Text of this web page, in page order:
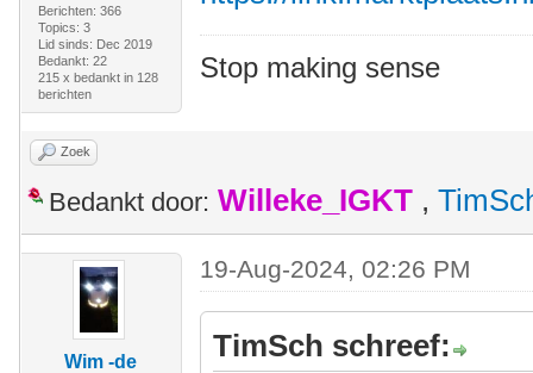
Berichten: 366
Topics: 3
Lid sinds: Dec 2019
Bedankt: 22
215 x bedankt in 128
berichten
Stop making sense
Zoek
Bedankt door: Willeke_IGKT ,
Wim -de
19-Aug-2024, 02:26 PM
TimSch schreef: